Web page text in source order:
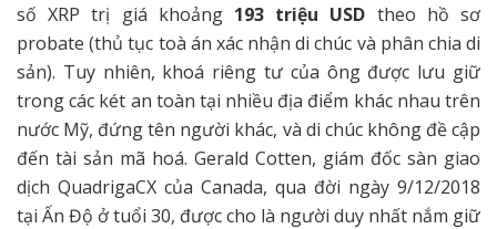
số XRP trị giá khoảng 193 triệu USD theo hồ sơ
probate (thủ tục toà án xác nhận di chúc và phân chia di
sản). Tuy nhiên, khoá riêng tư của ông được lưu giữ
trong các két an toàn tại nhiều địa điểm khác nhau trên
nước Mỹ, đứng tên người khác, và di chúc không đề cập
đến tài sản mã hoá. Gerald Cotten, giám đốc sàn giao
dịch QuadrigaCX của Canada, qua đời ngày 9/12/2018
tại Ấn Độ ở tuổi 30, được cho là người duy nhất nắm giữ